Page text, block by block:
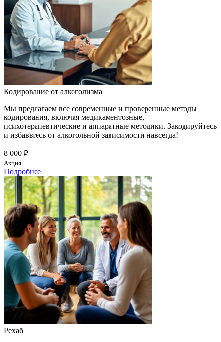
Кодирование от алкоголизма
Мы предлагаем все современные и проверенные методы
кодирования, включая медикаментозные,
психотерапевтические и аппаратные методики. Закодируйтесь
и избавьтесь от алкогольной зависимости навсегда!
8 000 ₽
Акция
Подробнее
Рехаб